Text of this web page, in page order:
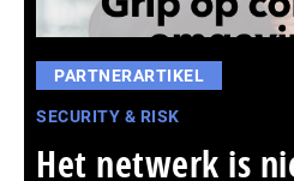
PARTNERARTIKEL
SECURITY & RISK
Het netwerk is